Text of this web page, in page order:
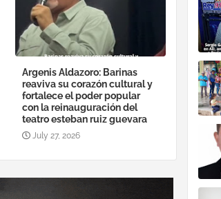
Argenis Aldazoro: Barinas
reaviva su corazón cultural y
fortalece el poder popular
con la reinauguración del
teatro esteban ruiz guevara
July 27, 2026